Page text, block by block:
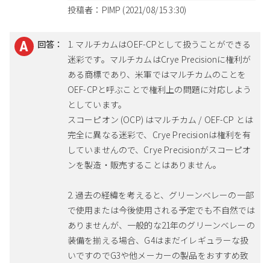
投稿者：PIMP (2021/08/15 3:30)
回答：
1. マルチカムはOEF-CPとして扱うことができる
迷彩です。マルチカムはCrye Precisionに権利が
ある商標であり、米軍ではマルチカムのことを
OEF-CPと呼ぶことで権利上の問題に対応しよう
としています。
スコーピオン (OCP) はマルチカム / OEF-CP とは
完全に異なる迷彩で、Crye Precisionは権利を有
していませんので、Crye Precisionがスコーピオ
ンを製造・販売することはありません。
2. 過去の経緯を考えると、グリーンベレーの一部
で使用または今後使用される予定でも不自然では
ありませんが、一般的な21年のグリーンベレーの
装備を揃える場合、G4はまだイレギュラーな扱
いですのでG3や他メーカーの製品をおすすめ致